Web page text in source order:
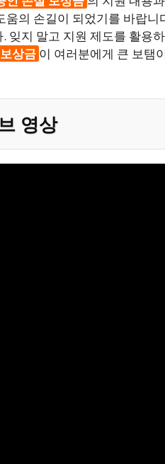
움의 손길이 되었기를 바랍
잊지 말고 지원 제도를 활용
상금 이 여러분에게 큰 보탬
영상